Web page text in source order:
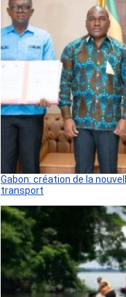
Gabon: création de la
transport